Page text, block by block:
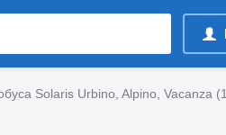
Solaris Urbino, Alpino, Vacanza